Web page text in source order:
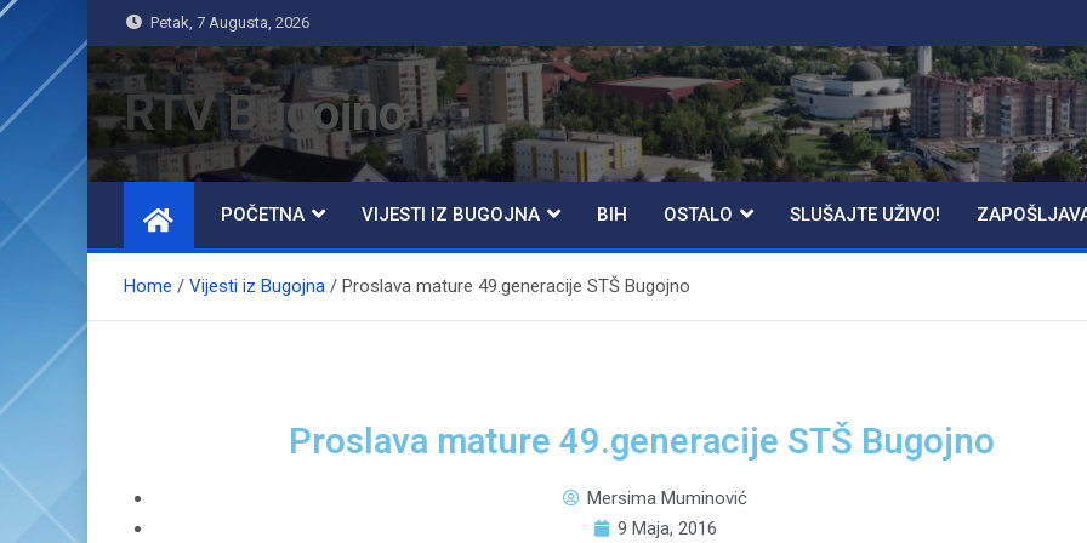
Petak, 7 Augusta, 2026
RTV Bugojno
POČETNA VIJESTI IZ BUGOJNA BIH OSTALO SLUŠAJTE UŽIVO!
Home Vijesti iz Bugojna Proslava mature 49.generacije STŠ Bugojno
Proslava mature 49.generacije STŠ Bugojno
Mersima Muminović
9 Maja, 2016